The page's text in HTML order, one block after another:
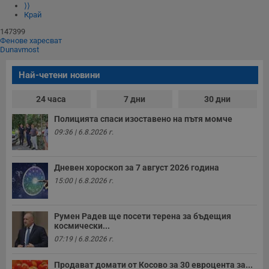
⟩⟩
Край
147399
Фенове харесват
Dunavmost
Най-четени новини
24 часа 7 дни 30 дни
Полицията спаси изоставено на пътя момче
09:36 | 6.8.2026 г.
Дневен хороскоп за 7 август 2026 година
15:00 | 6.8.2026 г.
Румен Радев ще посети терена за бъдещия
космически...
07:19 | 6.8.2026 г.
Продават домати от Косово за 30 евроцента за...